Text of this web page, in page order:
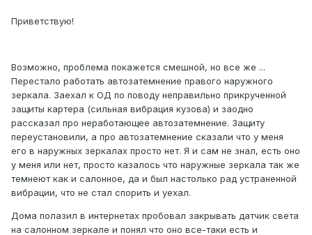
Приветствую!
Возможно, проблема покажется смешной, но все же ...
Перестало работать автозатемнение правого наружного
зеркала. Заехал к ОД по поводу неправильно прикрученной
защиты картера (сильная вибрация кузова) и заодно
рассказал про неработающее автозатемнение. Защиту
переустановили, а про автозатемнение сказали что у меня
его в наружных зеркалах просто нет. Я и сам не знал, есть оно
у меня или нет, просто казалось что наружные зеркала так же
темнеют как и салонное, да и был настолько рад устраненной
вибрации, что не стал спорить и уехал.
Дома полазил в интернетах пробовал закрывать датчик света
на салонном зеркале и понял что оно все-таки есть и